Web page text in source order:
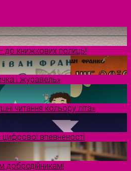
до книжкових полиць!
і журавель»
читання кольору літа»
впевненості
добродійникам!